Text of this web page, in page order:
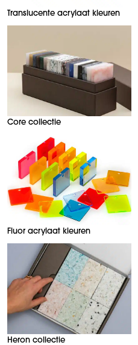
Translucente acrylaat kleuren
Core collectie
Fluor acrylaat kleuren
Heron collectie